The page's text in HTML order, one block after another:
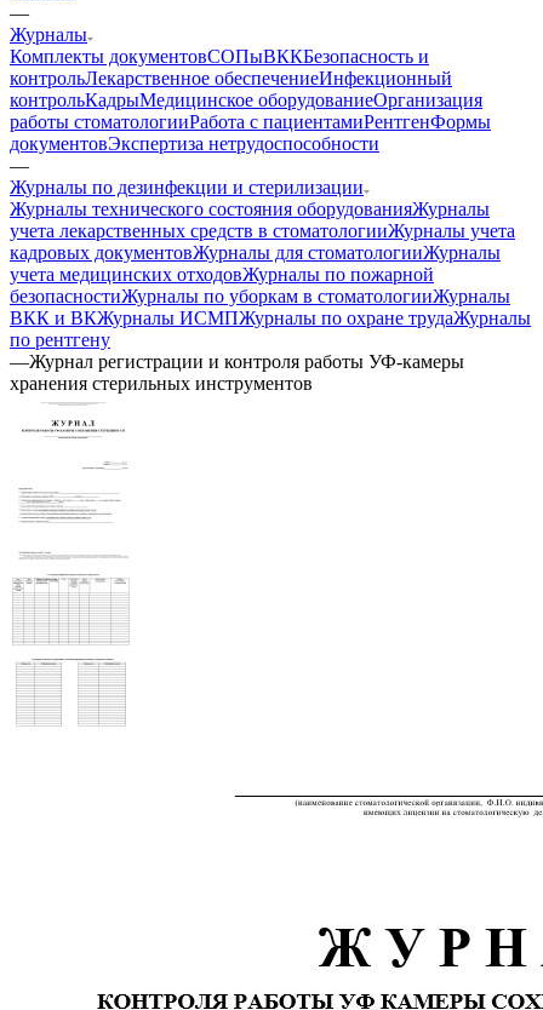
—
Журналы
Комплекты документовСОПыВККБезопасность и
контрольЛекарственное обеспечениеИнфекционный
контрольКадрыМедицинское оборудованиеОрганизация
работы стоматологииРабота с пациентамиРентгенФормы
документовЭкспертиза нетрудоспособности
—
Журналы по дезинфекции и стерилизации
Журналы технического состояния оборудованияЖурналы
учета лекарственных средств в стоматологииЖурналы учета
кадровых документовЖурналы для стоматологииЖурналы
учета медицинских отходовЖурналы по пожарной
безопасностиЖурналы по уборкам в стоматологииЖурналы
ВКК и ВКЖурналы ИСМПЖурналы по охране трудаЖурналы
по рентгену
—Журнал регистрации и контроля работы УФ-камеры
хранения стерильных инструментов